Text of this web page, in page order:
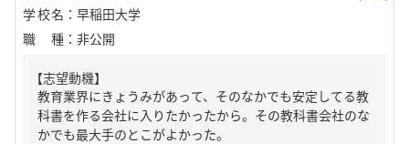
学校名 ： 早稲田大学
職種 ： 非公開
【志望動機】
教育業界にきょうみがあって、そのなかでも安定してる教
科書を作る会社に入りたかったから。その教科書会社のな
かでも最大手のとこがよかった。